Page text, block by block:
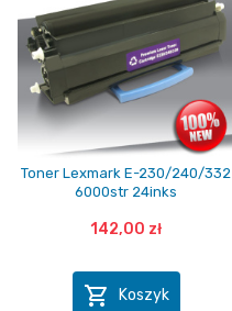
Toner Lexmark E-230/240/332
6000str 24inks
142,00 zł
 Koszyk